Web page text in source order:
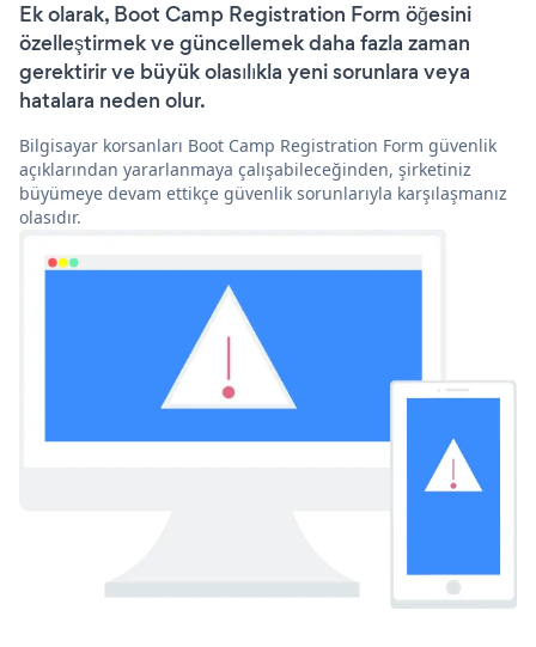
Ek olarak, Boot Camp Registration Form öğesini
özelleştirmek ve güncellemek daha fazla zaman
gerektirir ve büyük olasılıkla yeni sorunlara veya
hatalara neden olur.
Bilgisayar korsanları Boot Camp Registration Form güvenlik
açıklarından yararlanmaya çalışabileceğinden, şirketiniz
büyümeye devam ettikçe güvenlik sorunlarıyla karşılaşmanız
olasıdır.